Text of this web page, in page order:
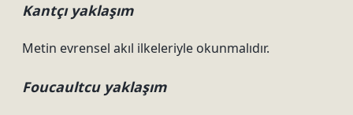
Kantçı yaklaşım
Metin evrensel akıl ilkeleriyle okunmalıdır.
Foucaultcu yaklaşım